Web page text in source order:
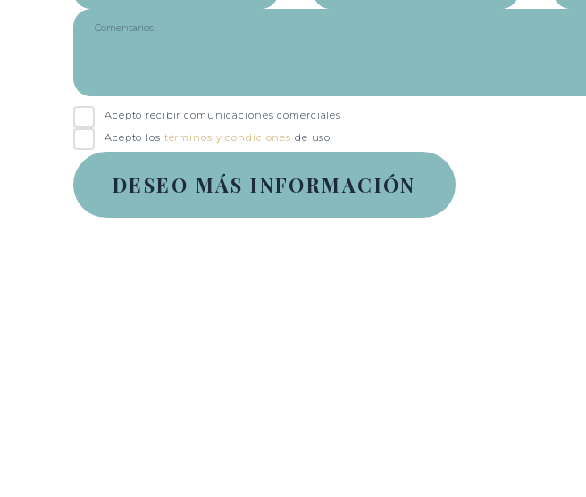
Acepto recibir comunicaciones comerciales
Acepto los términos y condiciones de uso